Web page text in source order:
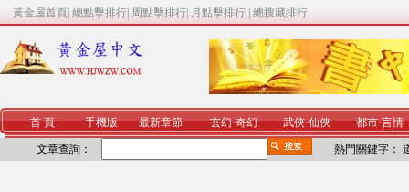
黃金屋首頁 總點擊排行 周點擊排行 月點擊排行 總搜藏排行
首 頁 手機版 最新章節 玄幻·奇幻 武俠·仙俠 都市·言情
文章查詢： 熱門關鍵字：